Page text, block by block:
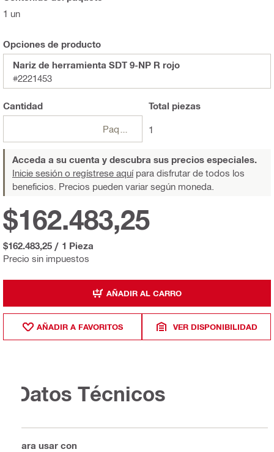
1 un
Opciones de producto
Nariz de herramienta SDT 9-NP R rojo
#2221453
Cantidad Total piezas
1
Acceda a su cuenta y descubra sus precios especiales.
Inicie sesión o regístrese aquípara disfrutar de todos los
beneficios. Precios pueden variar según moneda.
Precio sin impuestos
$162.483,25
$162.483,25 / 1 Pieza
AÑADIR AL CARRO
AÑADIR A FAVORITOS VER DISPONIBILIDAD
Datos Técnicos
Para usar con